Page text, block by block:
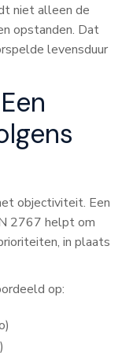
niet alleen de
opstanden. Dat
levensduur
objectiviteit. Een
2767 helpt om
in plaats
op: